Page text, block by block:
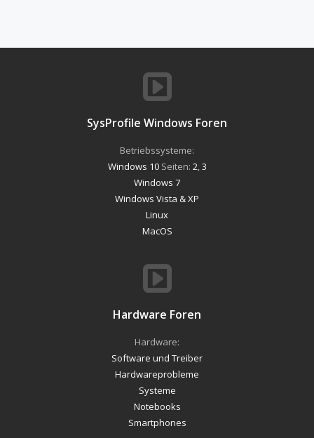
SysProfile Windows Foren
Betriebssysteme:
Windows 10Seiten: 2,3
Windows 7
Windows Vista & XP
Linux
MacOS
Hardware Foren
Hardware:
Software und Treiber
Hardwareprobleme
Systeme
Notebooks
Smartphones